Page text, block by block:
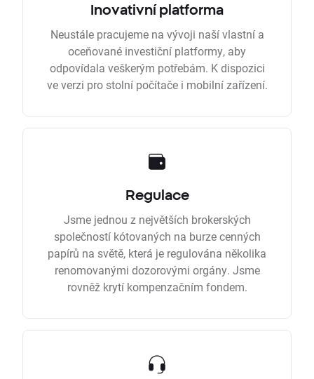
Inovativní platforma
Neustále pracujeme na vývoji naší vlastní a
oceňované investiční platformy, aby
odpovídala veškerým potřebám. K dispozici
ve verzi pro stolní počítače i mobilní zařízení.
Regulace
Jsme jednou z největších brokerských
společností kótovaných na burze cenných
papírů na světě, která je regulována několika
renomovanými dozorovými orgány. Jsme
rovněž krytí kompenzačním fondem.